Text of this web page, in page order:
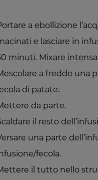
a ebollizione
e lasciare in
minuti. Mixare
a freddo una
di patate.
da parte.
il resto
una parte
fecola.
il tutto nello